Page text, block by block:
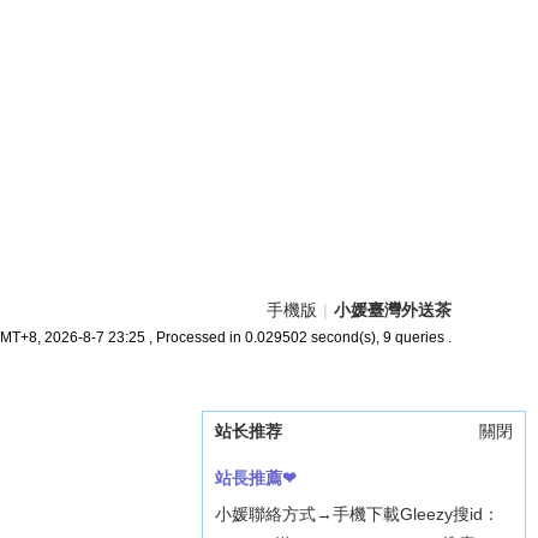
關閉
站长推荐
站長推薦❤
小媛聯絡方式→手機下載Gleezy搜id：
手機版 | 小媛臺灣外送茶
2026-8-7 23:25 , Processed in 0.029502 second(s), 9 queries .